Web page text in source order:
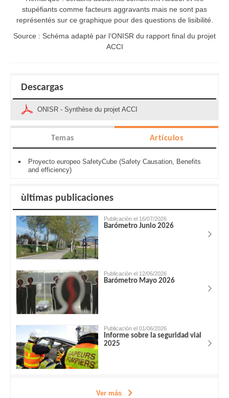
stupéfiants comme facteurs aggravants mais ne sont pas
représentés sur ce graphique pour des questions de lisibilité.
Source : Schéma adapté par l’ONISR du rapport final du projet
ACCI
Descargas
ONISR - Synthèse du projet ACCI
Temas Artículos
Proyecto europeo SafetyCube (Safety Causation, Benefits
and efficiency)
ùltimas publicaciones
Publicación el 16/07/2026
Barómetro Junio 2026
Publicación el 12/06/2026
Barómetro Mayo 2026
Publicación el 01/06/2026
Informe sobre la seguridad vial
2025
Ver más